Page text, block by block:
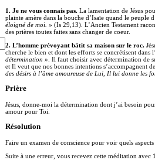
1. Je ne vous connais pas. La lamentation de Jésus
plainte amère dans la bouche d’Isaïe quand le peuple
éloigné de moi. » (Is 29,13). L’Ancien Testament
des prières toutes faites sans changer de coeur.
2. L’homme prévoyant bâtit sa maison sur le roc.
cherche le bien et dont les efforts se concrétisent
détermination » . Il faut choisir avec détermination de
et Il veut que nos bonnes intentions s’accompagnent
des désirs à l’âme amoureuse de Lui, Il lui donne les
Prière
Jésus, donne-moi la détermination dont j’ai besoin
amour pour Toi.
Résolution
Faire un examen de conscience pour voir quels
Suite à une erreur, vous recevez cette méditation avec